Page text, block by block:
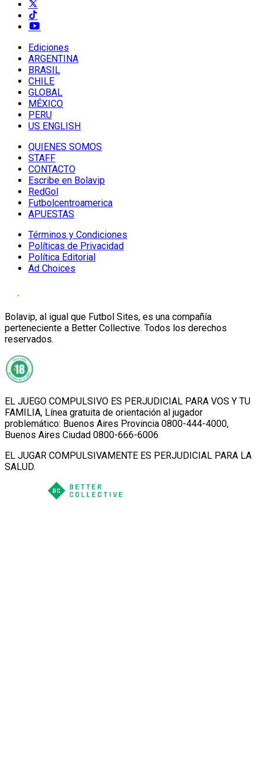
Ediciones
ARGENTINA
BRASIL
CHILE
GLOBAL
MÉXICO
PERU
US ENGLISH
QUIENES SOMOS
STAFF
CONTACTO
Escribe en Bolavip
RedGol
Futbolcentroamerica
APUESTAS
Términos y Condiciones
Políticas de Privacidad
Política Editorial
Ad Choices
Bolavip, al igual que Futbol Sites, es una compañía
perteneciente a Better Collective. Todos los derechos
reservados.
EL JUEGO COMPULSIVO ES PERJUDICIAL PARA VOS Y TU
FAMILIA, Línea gratuita de orientación al jugador
problemático: Buenos Aires Provincia 0800-444-4000,
Buenos Aires Ciudad 0800-666-6006
EL JUGAR COMPULSIVAMENTE ES PERJUDICIAL PARA LA
SALUD.